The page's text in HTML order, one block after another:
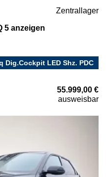
Zentrallager
5 anzeigen
Dig.Cockpit LED Shz. PDC
55.999,00 €
ausweisbar